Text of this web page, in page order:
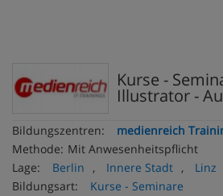
Kurse -
Illustrator -
Bildungszentren:
medienreich
Methode: Mit Anwesenheitspflicht
Lage:
Berlin , Innere Stadt , Linz
Bildungsart:
Kurse - Seminare